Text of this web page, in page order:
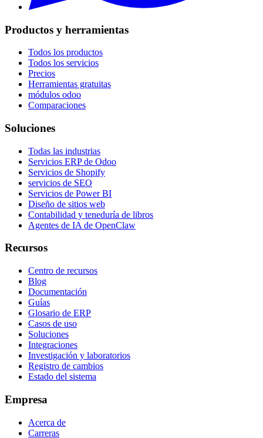
Productos y herramientas
Todos los productos
Todos los servicios
Precios
Herramientas gratuitas
módulos odoo
Comparaciones
Soluciones
Todas las industrias
Servicios ERP de Odoo
Servicios de Shopify
servicios de SEO
Servicios de Power BI
Diseño de sitios web
Contabilidad y teneduría de libros
Agentes de IA de OpenClaw
Recursos
Centro de recursos
Blog
Documentación
Guías
Glosario de ERP
Casos de uso
Soluciones
Integraciones
Investigación y laboratorios
Registro de cambios
Estado del sistema
Empresa
Acerca de
Carreras